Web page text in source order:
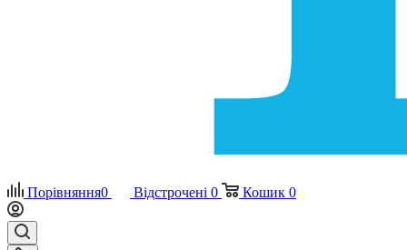
Порівняння0 Відстрочені 0 Кошик 0